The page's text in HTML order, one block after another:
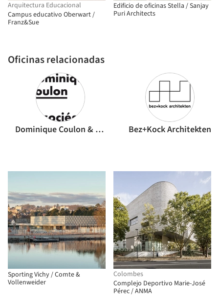
Arquitectura Educacional
Campus educativo Oberwart /
Franz&Sue
Oficinas relacionadas
Dominique Coulon & associés Bez+Kock Architekten
Edificio de oficinas Stella / Sanjay
Puri Architects
Sporting Vichy / Comte &
Vollenweider
Colombes
Complejo Deportivo Marie-José
Pérec / ANMA